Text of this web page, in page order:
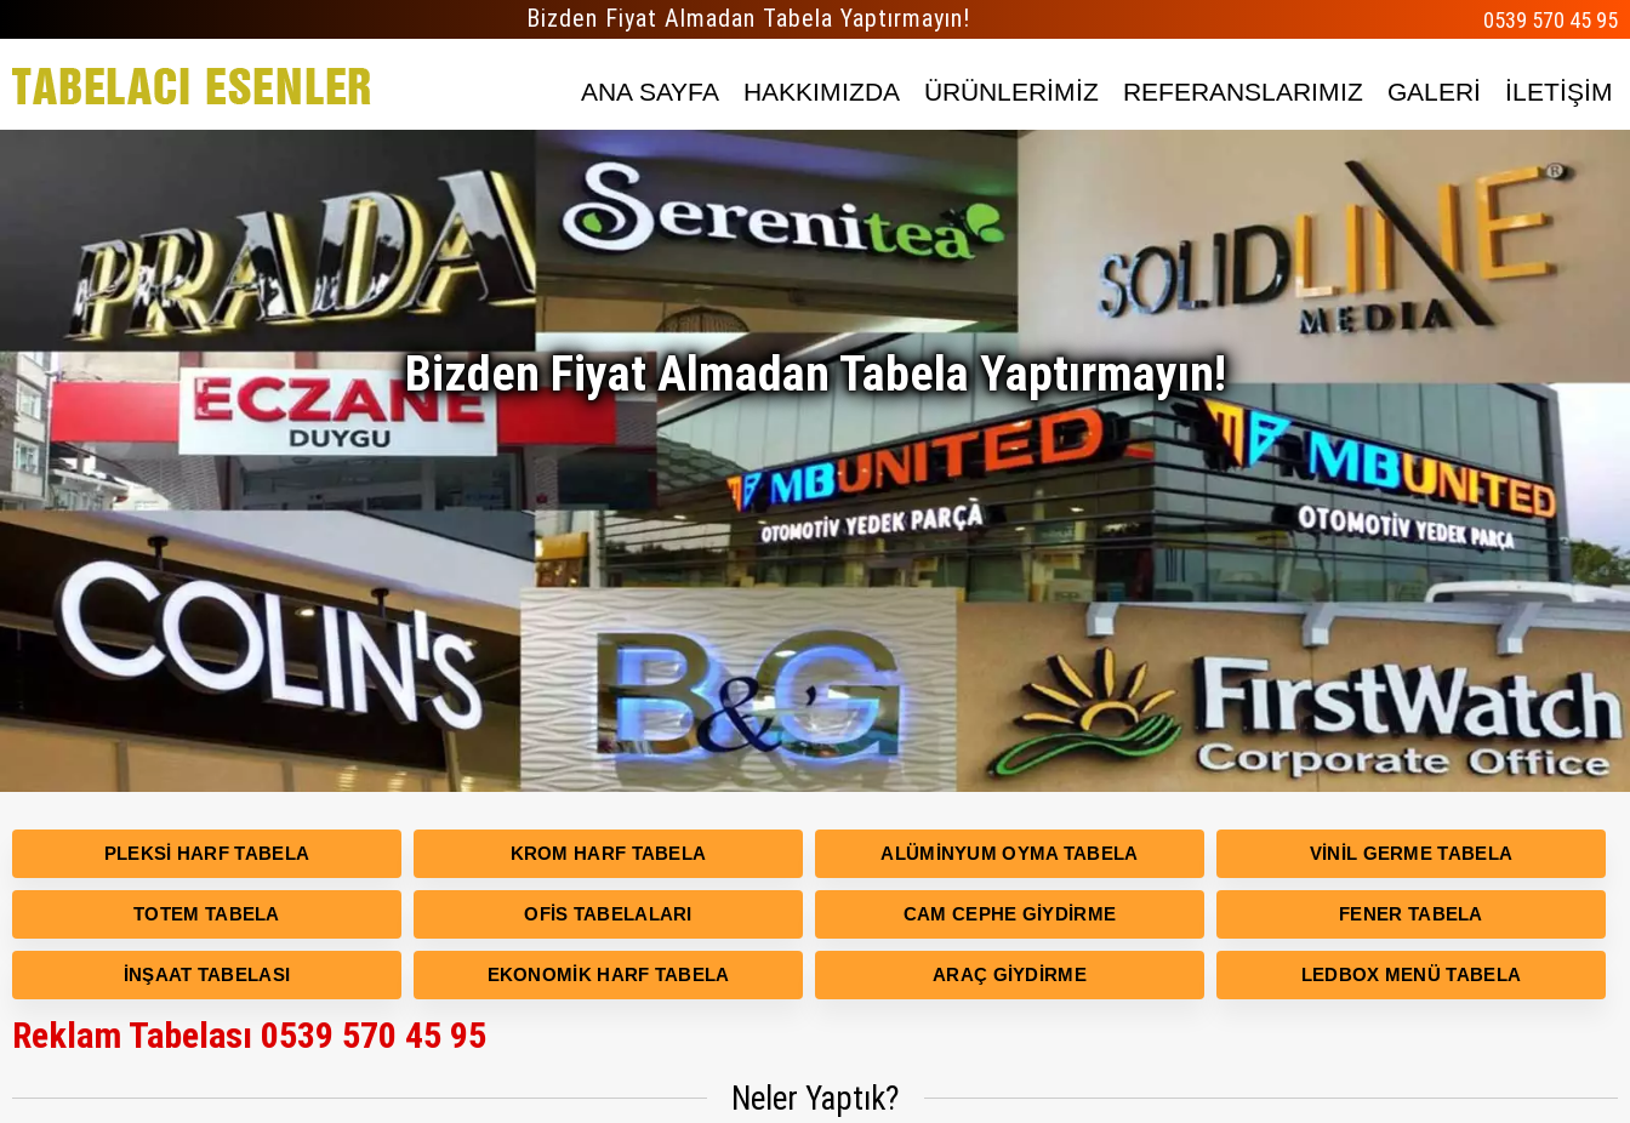
Bizden Fiyat Almadan Tabela Yaptırmayın! 0539 570 45 95
ANA SAYFA HAKKIMIZDA ÜRÜNLERİMİZ REFERANSLARIMIZ GALERİ İLETİŞİM
Bizden Fiyat Almadan Tabela Yaptırmayın!
PLEKSI HARF TABELA KROM HARF TABELA ALÜMINYUM OYMA TABELA VINIL GERME TABELA
TOTEM TABELA OFIS TABELALARI CAM CEPHE GIYDIRME FENER TABELA
İNŞAAT TABELASI EKONOMIK HARF TABELA ARAÇ GIYDIRME LEDBOX MENÜ TABELA
Reklam Tabelası 0539 570 45 95
Neler Yaptık?